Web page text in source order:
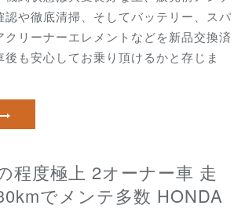
認や徹底清掃、そしてバッテリー、スパ
クリーナーエレメントなどを新品交換済
後も安心してお乗り頂けるかと存じま
でメンテ多数 HONDA